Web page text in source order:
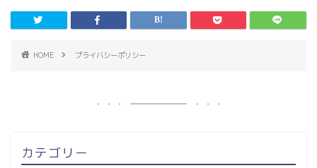
HOME プライバシーポリシー
カテゴリー